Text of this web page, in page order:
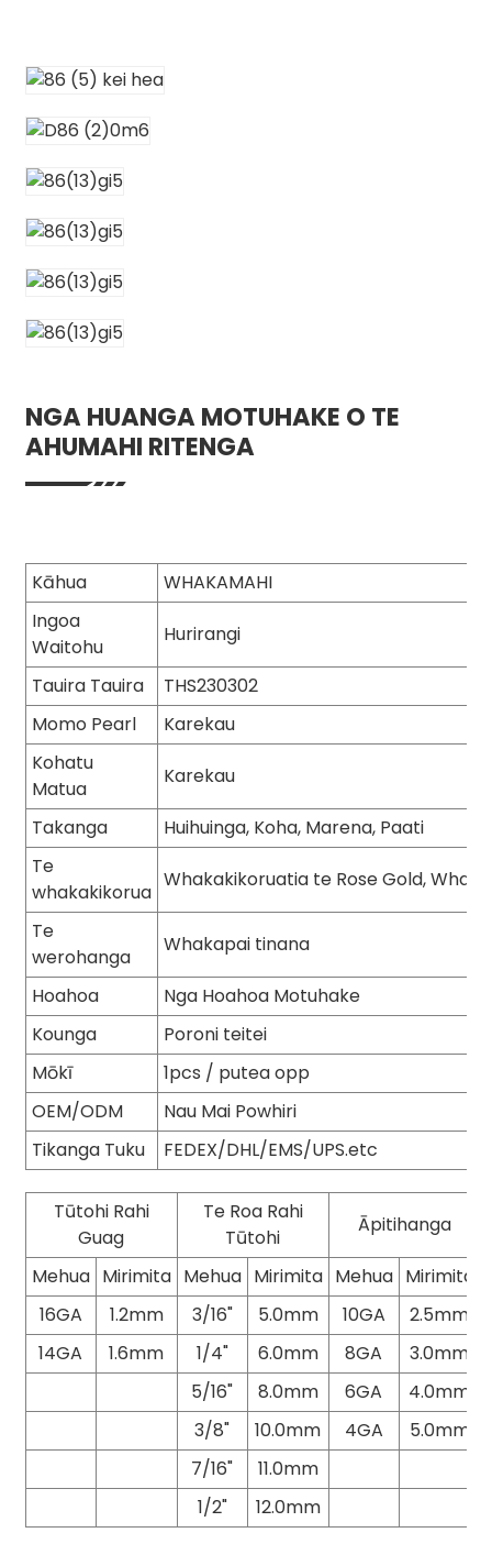
NGA HUANGA MOTUHAKE O TE
AHUMAHI RITENGA
Kāhua
WHAKAMAHI
Ingoa
Waitohu
Hurirangi
Tauira Tauira
THS230302
Momo Pearl
Karekau
Kohatu
Matua
Karekau
Takanga
Huihuinga, Koha, Marena, Paati
Te
whakakikorua
Whakakikoruatia te Rose Gold,
Te
werohanga
Whakapai tinana
Hoahoa
Nga Hoahoa Motuhake
Kounga
Poroni teitei
Mōkī
1pcs / putea opp
OEM/ODM
Nau Mai Powhiri
Tikanga Tuku
FEDEX/DHL/EMS/UPS.etc
Tūtohi Rahi
Guag
Te Roa Rahi
Tūtohi
Āpitihanga
Mehua Mirimita Mehua Mirimita Mehua Mirimita
16GA
1.2mm 3/16" 5.0mm 10GA
2.5mm
14GA
1.6mm 1/4" 6.0mm 8GA
3.0mm
5/16"
8.0mm 6GA
4.0mm
3/8"
10.0mm 4GA
5.0mm
7/16"
11.0mm
1/2"
12.0mm